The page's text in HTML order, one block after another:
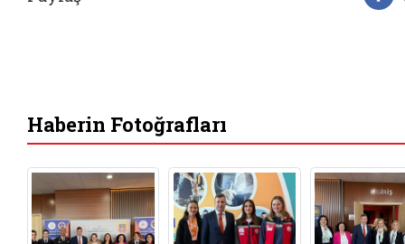
Haberin Fotoğrafları